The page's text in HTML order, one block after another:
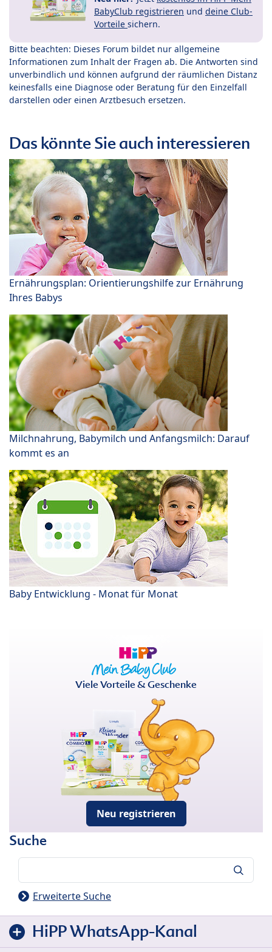
BabyClub registrieren und deine Club-
Vorteile sichern.
Bitte beachten: Dieses Forum bildet nur allgemeine
Informationen zum Inhalt der Fragen ab. Die Antworten sind
unverbindlich und können aufgrund der räumlichen Distanz
keinesfalls eine Diagnose oder Beratung für den Einzelfall
darstellen oder einen Arztbesuch ersetzen.
Das könnte Sie auch interessieren
Ernährungsplan: Orientierungshilfe zur Ernährung
Ihres Babys
Milchnahrung, Babymilch und Anfangsmilch: Darauf
kommt es an
Baby Entwicklung - Monat für Monat
Viele Vorteile & Geschenke
Neu registrieren
Suche
Erweiterte Suche
HiPP WhatsApp-Kanal